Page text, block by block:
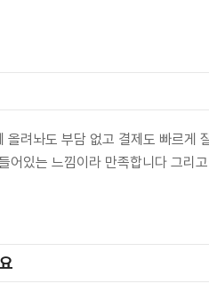
려놔도 부담 없고 결제도 빠르게
있는 느낌이라 만족합니다 그